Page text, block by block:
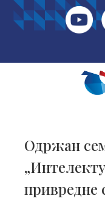
Одржан
привредне